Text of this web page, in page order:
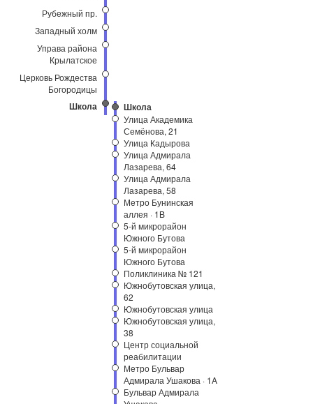
Рубежный пр.
Западный холм
Управа района
Крылатское
Церковь Рождества
Богородицы
Школа Школа
Улица Академика
Семёнова, 21
Улица Кадырова
Улица Адмирала
Лазарева, 64
Улица Адмирала
Лазарева, 58
Метро Бунинская
аллея · 1B
5-й микрорайон
Южного Бутова
5-й микрорайон
Южного Бутова
Поликлиника № 121
Южнобутовская улица,
62
Южнобутовская улица
Южнобутовская улица,
38
Центр социальной
реабилитации
Метро Бульвар
Адмирала Ушакова · 1A
Бульвар Адмирала